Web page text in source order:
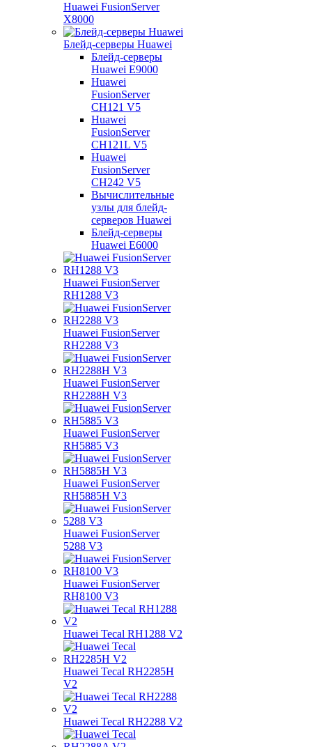
Huawei FusionServer
X8000
Блейд-серверы Huawei
Блейд-серверы
Huawei E9000
Huawei
FusionServer
CH121 V5
Huawei
FusionServer
CH121L V5
Huawei
FusionServer
CH242 V5
Вычислительные
узлы для блейд-
серверов Huawei
Блейд-серверы
Huawei E6000
Huawei FusionServer
RH1288 V3
Huawei FusionServer
RH2288 V3
Huawei FusionServer
RH2288H V3
Huawei FusionServer
RH5885 V3
Huawei FusionServer
RH5885H V3
Huawei FusionServer
5288 V3
Huawei FusionServer
RH8100 V3
Huawei Tecal RH1288 V2
Huawei Tecal RH2285H
V2
Huawei Tecal RH2288 V2